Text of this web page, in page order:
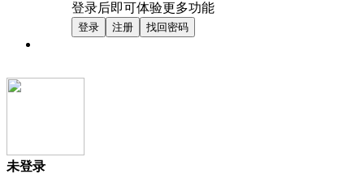
登录后即可体验更多功能
登录 注册 找回密码
未登录